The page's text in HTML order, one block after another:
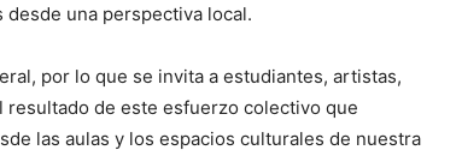
una perspectiva local.
por lo que se invita a estudiantes, artistas,
de este esfuerzo colectivo que
las aulas y los espacios culturales de nuestra